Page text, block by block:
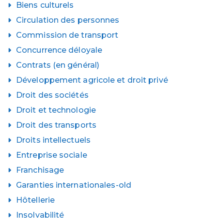
Biens culturels
Circulation des personnes
Commission de transport
Concurrence déloyale
Contrats (en général)
Développement agricole et droit privé
Droit des sociétés
Droit et technologie
Droit des transports
Droits intellectuels
Entreprise sociale
Franchisage
Garanties internationales-old
Hôtellerie
Insolvabilité